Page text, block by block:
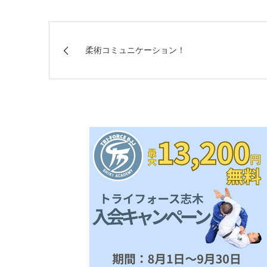
柔術コミュニケーション！